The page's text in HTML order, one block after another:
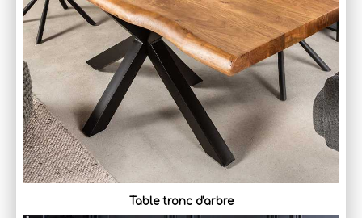
Table tronc d'arbre